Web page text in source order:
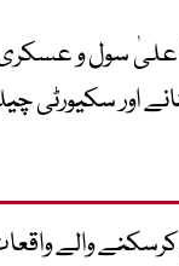
اعلیٰ سول و
اور
کرسکنے والے